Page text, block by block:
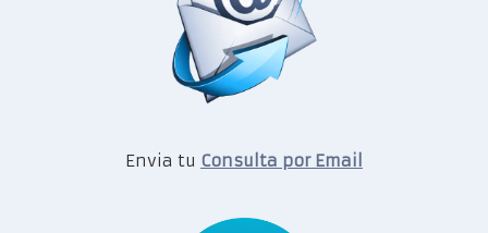
Envia tu Consulta por Email